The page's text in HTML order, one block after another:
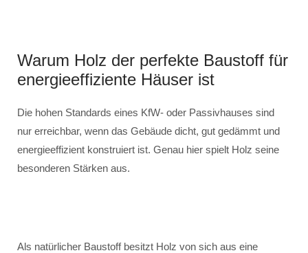
Warum Holz der perfekte Baustoff für
energieeffiziente Häuser ist
Die hohen Standards eines KfW- oder Passivhauses sind
nur erreichbar, wenn das Gebäude dicht, gut gedämmt und
energieeffizient konstruiert ist. Genau hier spielt Holz seine
besonderen Stärken aus.
Als natürlicher Baustoff besitzt Holz von sich aus eine